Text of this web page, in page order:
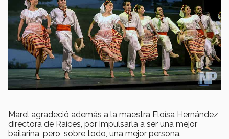
Marel agradeció además a la maestra Eloísa Hernández,
directora de Raíces, por impulsarla a ser una mejor
bailarina, pero, sobre todo, una mejor persona.